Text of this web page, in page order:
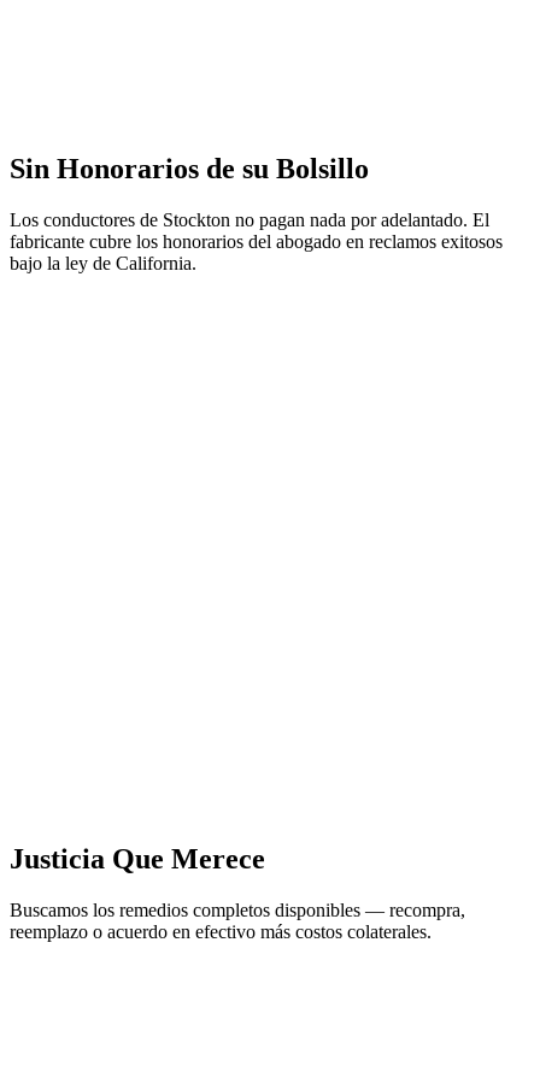
Sin Honorarios de su Bolsillo
Los conductores de Stockton no pagan nada por adelantado. El
fabricante cubre los honorarios del abogado en reclamos exitosos
bajo la ley de California.
Justicia Que Merece
Buscamos los remedios completos disponibles — recompra,
reemplazo o acuerdo en efectivo más costos colaterales.